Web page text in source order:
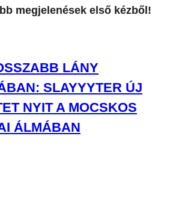
megjelenések első kézből!
LÁNY
SLAYYYTER ÚJ
NYIT A MOCSKOS
ÁLMÁBAN